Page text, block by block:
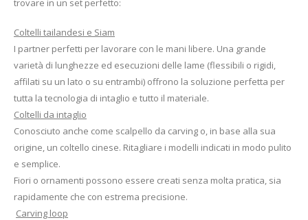
trovare in un set perfetto:
Coltelli tailandesi e Siam
I partner perfetti per lavorare con le mani libere. Una grande
varietà di lunghezze ed esecuzioni delle lame (flessibili o rigidi,
affilati su un lato o su entrambi) offrono la soluzione perfetta per
tutta la tecnologia di intaglio e tutto il materiale.
Coltelli da intaglio
Conosciuto anche come scalpello da carving o, in base alla sua
origine, un coltello cinese. Ritagliare i modelli indicati in modo pulito
e semplice.
Fiori o ornamenti possono essere creati senza molta pratica, sia
rapidamente che con estrema precisione.
Carving loop